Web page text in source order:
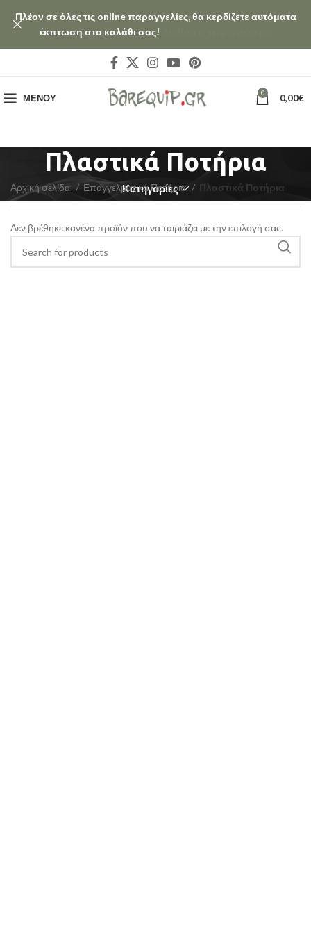
ΜΕΝΟΎ 0 0,00€
Πλαστικά Ποτήρια
Κατηγορίες
Αρχική σελίδα Επαγγελματικά Ποτήρια Πλαστικά Ποτήρια
Δεν βρέθηκε κανένα προϊόν που να ταιριάζει με την επιλογή σας.
Πλέον σε όλες τις online παραγγελίες, θα κερδίζετε αυτόματα
έκπτωση στο καλάθι σας!